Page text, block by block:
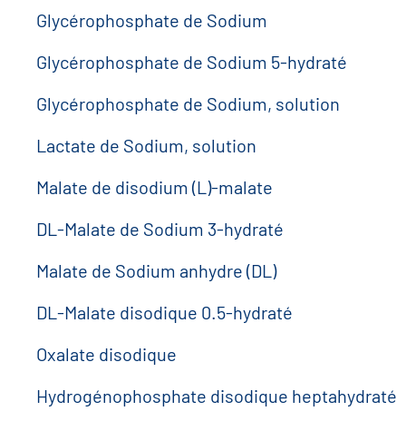
Glycérophosphate de Sodium
Glycérophosphate de Sodium 5-hydraté
Glycérophosphate de Sodium, solution
Lactate de Sodium, solution
Malate de disodium (L)-malate
DL-Malate de Sodium 3-hydraté
Malate de Sodium anhydre (DL)
DL-Malate disodique 0.5-hydraté
Oxalate disodique
Hydrogénophosphate disodique heptahydraté